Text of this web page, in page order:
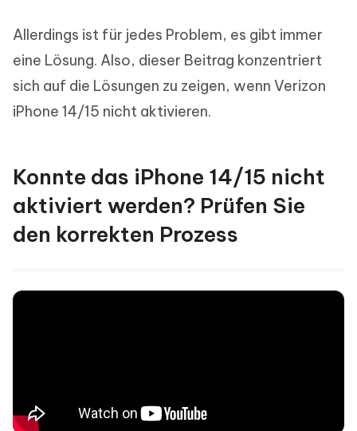
Allerdings ist für jedes Problem, es gibt immer
eine Lösung. Also, dieser Beitrag konzentriert
sich auf die Lösungen zu zeigen, wenn Verizon
iPhone 14/15 nicht aktivieren.
Konnte das iPhone 14/15 nicht
aktiviert werden? Prüfen Sie
den korrekten Prozess